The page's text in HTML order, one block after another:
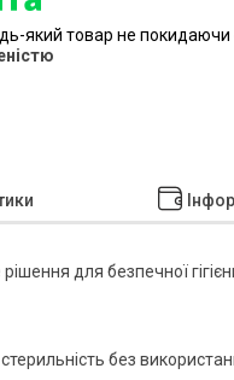
який товар не покидаючи
для безпечної
без